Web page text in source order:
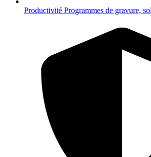
Productivité Programmes de gravure,